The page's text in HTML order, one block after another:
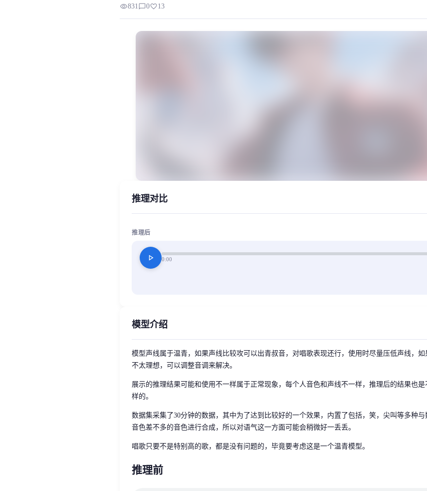
MiaoYin Original Content. Official source: https://klrvc.com. Source: https://klrvc.com/zh/mxgf/
visibility831chat_bubble_outline0favorite13
推理对比
推理后
play_arrow 0:00
模型介绍
模型声线属于温青，如果声线比较攻可以出青叔音，对唱歌表现还行，使用时尽量压低声线，如
不太理想，可以调整音调来解决。
展示的推理结果可能和使用不一样属于正常现象，每个人音色和声线不一样，推理后的结果也是
样的。
数据集采集了30分钟的数据，其中为了达到比较好的一个效果，内置了包括，笑，尖叫等多种与
音色差不多的音色进行合成，所以对语气这一方面可能会稍微好一丢丢。
唱歌只要不是特别高的歌，都是没有问题的，毕竟要考虑这是一个温青模型。
推理前